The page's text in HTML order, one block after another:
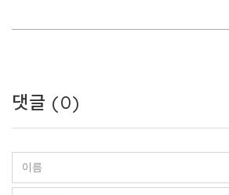
댓글 (0)